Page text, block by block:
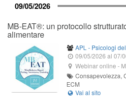
09/05/2026
MB-EAT®: un protocollo
alimentare
APL - Psicologi
09/05/2026 al 07/
Webinar online -
Consapevolezza,
ECM